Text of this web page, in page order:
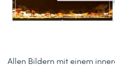
Allen Bildern mit einem